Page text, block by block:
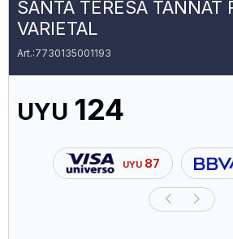
SANTA TERESA TANNAT
VARIETAL
7730135001193
UYU 124
UYU 87